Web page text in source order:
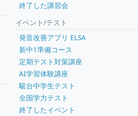
終了した講習会
イベント/テスト
発音改善アプリ ELSA
新中1準備コース
定期テスト対策講座
AI学習体験講座
駿台中学生テスト
全国学力テスト
終了したイベント